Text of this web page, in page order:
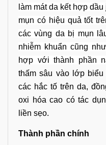
làm mát da kết hợp
mụn có hiệu quả tốt
các vùng da bị mụn
nhiễm khuẩn cũng
hợp với thành phần
thấm sâu vào lớp biểu
các hắc tố trên da,
oxi hóa cao có tác
liền sẹo.
Thành phần chính